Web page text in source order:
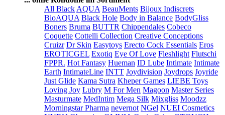
All Black AQUA BeauMents Bijoux Indiscrets
BioAQUA Black Hole Body in Balance BodyGliss
Boners Bruma BUTTR Chippendales Cobeco
Coquette Cottelli Collection Creative Conceptions
Cruizr Dr Skin Easytoys Erecto Cock Essentials Eros
EROTICGEL Exotiq Eye Of Love Fleshlight Flutschi
FPPR. Hot Fantasy Hueman ID Lube Intimate Intimate
Earth IntimateLine INTT Joydivision Joydrops Joyride
Just Glide Kama Sutra Kheper Games LIEBE Toys
Loving Joy Lubry M For Men Magoon Master Series
Masturmate MedIntim Mega Silk Mixgliss Moodzz
Morningstar Pharma nevernot NGel NUEI Cosmetics